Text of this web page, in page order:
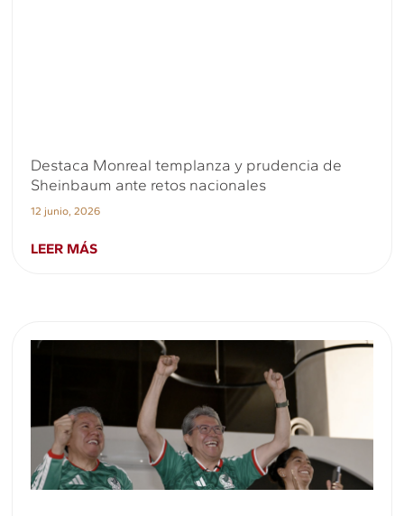
Destaca Monreal templanza y prudencia de
Sheinbaum ante retos nacionales
12 junio, 2026
LEER MÁS